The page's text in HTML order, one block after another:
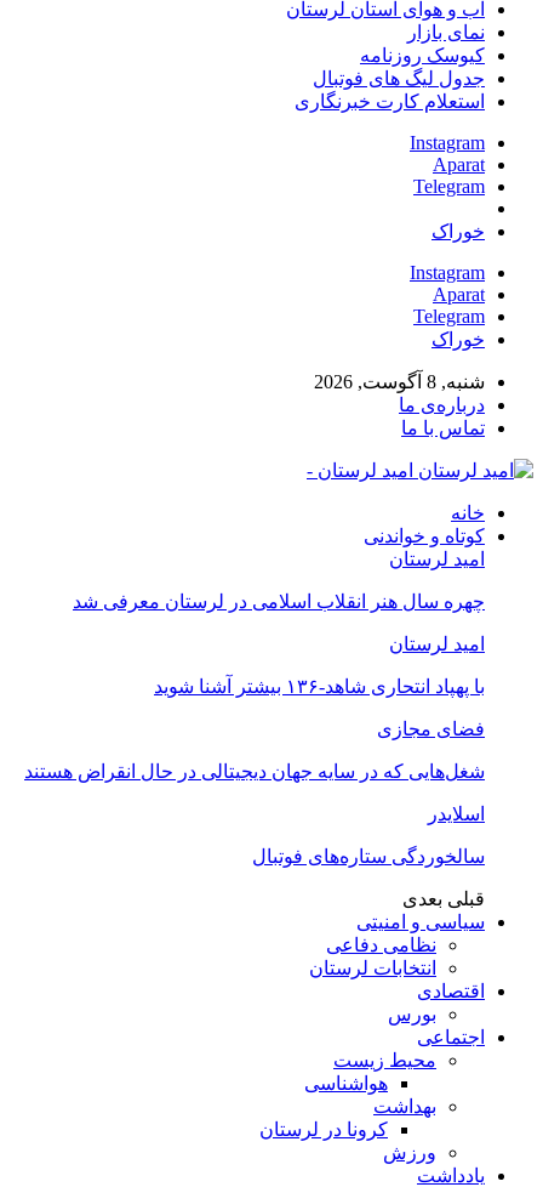
آب و هوای استان لرستان
نمای بازار
کیوسک روزنامه
جدول لیگ های فوتبال
استعلام کارت خبرنگاری
Instagram
Aparat
Telegram
خوراک
Instagram
Aparat
Telegram
خوراک
شنبه, 8 آگوست, 2026
درباره‌ی ما
تماس با ما
امید لرستان -
خانه
کوتاه و خواندنی
امید لرستان
چهره سال هنر انقلاب اسلامی در لرستان معرفی شد
امید لرستان
با پهپاد انتحاری شاهد-۱۳۶ بیشتر آشنا شوید
فضای مجازی
شغل‌‌هایی که در سایه جهان دیجیتالی در حال انقراض هستند
اسلایدر
سالخوردگی ستاره‌های فوتبال
قبلی بعدی
سیاسی و امنیتی
نظامی دفاعی
انتخابات لرستان
اقتصادی
بورس
اجتماعی
محیط زیست
هواشناسی
بهداشت
کرونا در لرستان
ورزش
یادداشت